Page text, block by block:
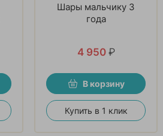
Шары мальчику 3
года
4 950 ₽
В корзину
Купить в 1 клик